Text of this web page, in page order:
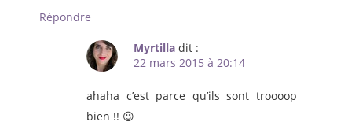
Répondre
Myrtilla dit :
22 mars 2015 à 20:14
ahaha c’est parce qu’ils sont troooop
bien !! 😉